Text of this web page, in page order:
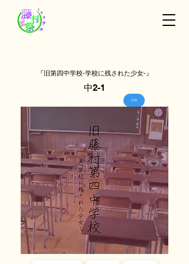
『旧第四中学校‐学校に残された少女‐』
中2-1
C42